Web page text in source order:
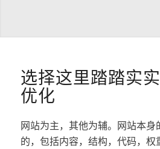
选择这里踏踏实
优化
网站为主，其他为辅。网站本身
的，包括内容，结构，代码，